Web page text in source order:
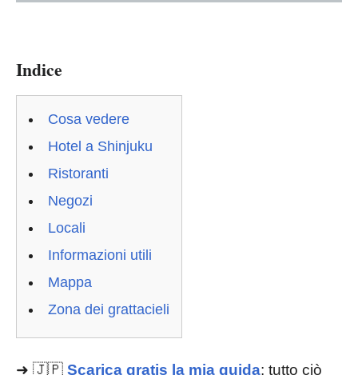
Indice
Cosa vedere
Hotel a Shinjuku
Ristoranti
Negozi
Locali
Informazioni utili
Mappa
Zona dei grattacieli
➜ 🇯🇵 Scarica gratis la mia guida: tutto ciò